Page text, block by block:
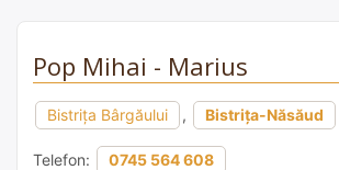
Pop Mihai - Marius
Bistriţa Bârgăului , Bistrița-Năsăud
Telefon: 0745 564 608